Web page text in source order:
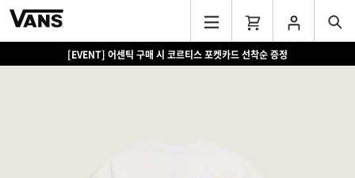
[EVENT] 어센틱 구매 시 코르티스 포켓카드 선착순 증정